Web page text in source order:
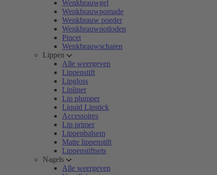
Wenkbrauwgel
Wenkbrauwpomade
Wenkbrauw poeder
Wenkbrauwpotloden
Pincet
Wenkbrauwscharen
Lippen
Alle weergeven
Lippenstift
Lipgloss
Lipliner
Lip plumper
Liquid Lipstick
Accessoires
Lip primer
Lippenbalsem
Matte lippenstift
Lippenstiftsets
Nagels
Alle weergeven